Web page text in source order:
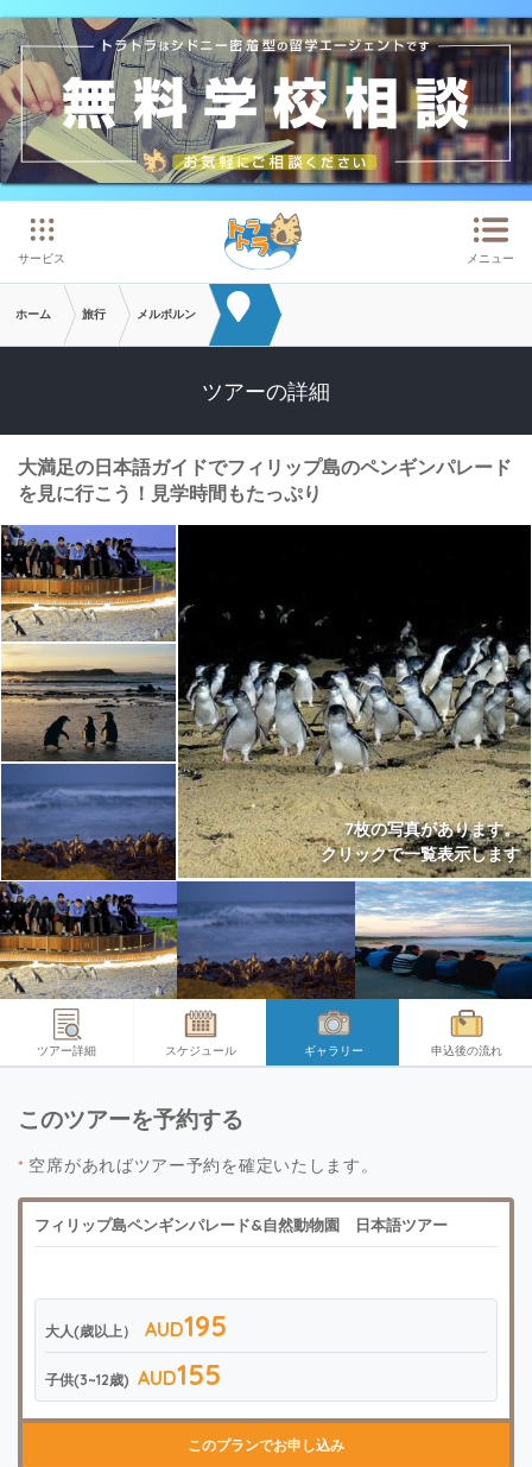
メインコンテンツへスキップ
サービス メニュー
ホーム 旅行 メルボルン
ツアーの詳細
大満足の日本語ガイドでフィリップ島のペンギンパレード
を見に行こう！見学時間もたっぷり
7枚の写真があります。
クリックで一覧表示します
ツアー詳細 スケジュール ギャラリー 申込後の流れ
このツアーを予約する
* 空席があればツアー予約を確定いたします。
フィリップ島ペンギンパレード&自然動物園 日本語ツアー
大人(歳以上） AUD195
子供(3~12歳) AUD155
このプランでお申し込み